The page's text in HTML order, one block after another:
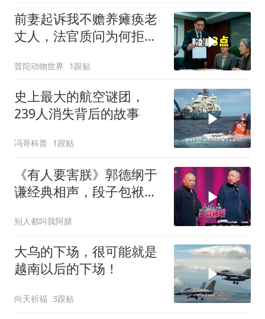
前妻起诉我不赡养瘫痪老
丈人，法官质问为何拒不
普陀动物世界 1跟贴
史上最大的航空谜团，
239人消失背后的故事
冯哥科普 1跟贴
《有人要害朕》郭德纲于
谦经典相声，段子包袱满
别人都叫我阿腈
大乌的下场，很可能就是
越南以后的下场！
向天祈福 3跟贴